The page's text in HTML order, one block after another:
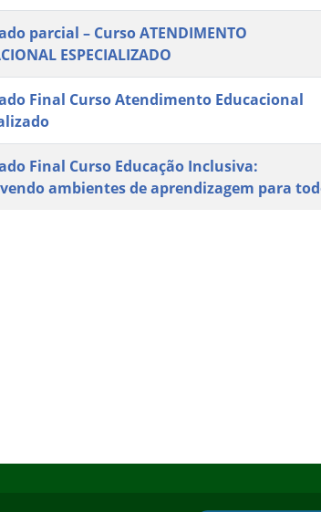
parcial – Curso ATENDIMENTO
ESPECIALIZADO
Final Curso Atendimento Educacional
Final Curso Educação Inclusiva:
ambientes de aprendizagem para